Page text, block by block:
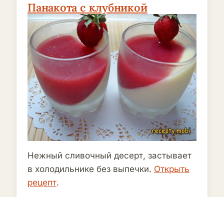
Панакота с клубникой
Нежный сливочный десерт, застывает
в холодильнике без выпечки. Открыть
рецепт.